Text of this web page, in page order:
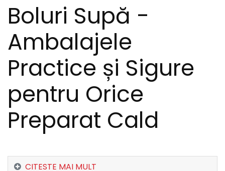
Boluri Supă -
Ambalajele
Practice și Sigure
pentru Orice
Preparat Cald
CITESTE MAI MULT